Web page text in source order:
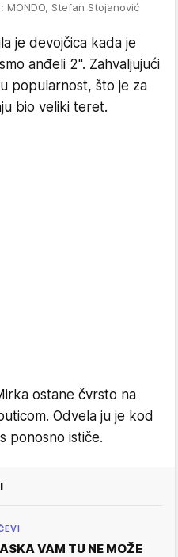
MONDO, Stefan Stojanović
je devojčica kada je
anđeli 2". Zahvaljujući
popularnost, što je za
bio veliki teret.
ostane čvrsto na
Odvela ju je kod
ponosno ističe.
VAM TU NE MOŽE